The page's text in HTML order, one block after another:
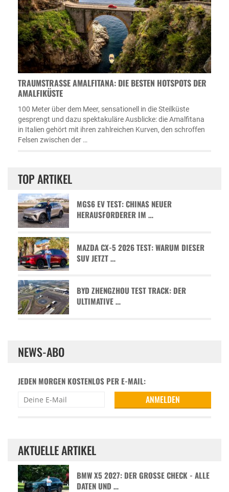
TRAUMSTRASSE AMALFITANA: DIE BESTEN HOTSPOTS DER A
MALFIKÜSTE
100 Meter über dem Meer, sensationell in die Steilküste
gesprengt und dazu spektakuläre Ausblicke: die Amalfitana
in Italien gehört mit ihren zahlreichen Kurven, den schroffen
Felsen zwischen der …
TOP ARTIKEL
MGS6 EV TEST: CHINAS NEUER
HERAUSFORDERER IM …
MAZDA CX-5 2026 TEST: WARUM DIESER
SUV JETZT …
BYD ZHENGZHOU TEST TRACK: DER
ULTIMATIVE …
NEWS-ABO
JEDEN MORGEN KOSTENLOS PER E-MAIL:
AKTUELLE ARTIKEL
BMW X5 2027: DER GROSSE CHECK - ALLE D
ATEN UND …